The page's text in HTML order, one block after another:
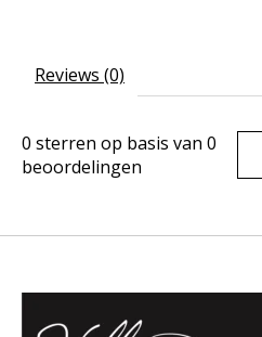
Reviews (0)
0 sterren op basis van 0
beoordelingen